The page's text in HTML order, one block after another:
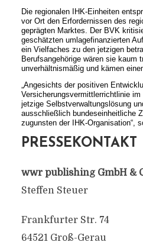
Die regionalen IHK-Einheiten
vor Ort den Erfordernissen des
geprägten Marktes. Der BVK
geschätzten umlagefinanzierten
ein Vielfaches zu den jetzigen
Berufsangehörige wären sie kaum
unverhältnismäßig und kämen
„Angesichts der positiven
Versicherungsvermittlerrichtlinie
jetzige Selbstverwaltungslösung
ausschließlich bundeseinheitliche
zugunsten der IHK-Organisation“,
PRESSEKONTAKT
wwr publishing GmbH &
Steffen Steuer
Frankfurter Str. 74
64521 Groß-Gerau